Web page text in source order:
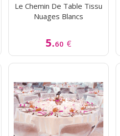
Le Chemin De Table Tissu
Nuages Blancs
5.60 €